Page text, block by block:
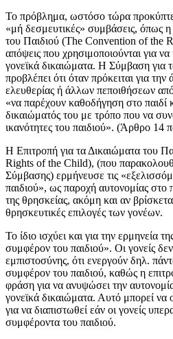
Το πρόβλημα, ωστόσο τώρα
«μή δεσμευτικές» συμβάσεις, όπως
του Παιδιού (The Convention of the
απόψεις που χρησιμοποιούνται για
γονεϊκά δικαιώματα. Η Σύμβαση για
προβλέπει ότι όταν πρόκειται για
ελευθερίας ή άλλων πεποιθήσεων από
«να παρέχουν καθοδήγηση στο παιδί
δικαιώματός του με τρόπο που να
ικανότητες του παιδιού». (Άρθρο 14
Η Επιτροπή για τα Δικαιώματα του
Rights of the Child), (που
Σύμβασης) ερμήνευσε τις
παιδιού», ως παροχή αυτονομίας στο
της θρησκείας, ακόμη και αν
θρησκευτικές επιλογές των γονέων.
Το ίδιο ισχύει και για την ερμηνεία
συμφέρον του παιδιού». Οι γονείς
εμπιστοσύνης, ότι ενεργούν δηλ.
συμφέρον του παιδιού, καθώς η
φράση για να ανυψώσει την
γονεϊκά δικαιώματα. Αυτό μπορεί να
για να διαπιστωθεί εάν οι γονείς
συμφέροντα του παιδιού.